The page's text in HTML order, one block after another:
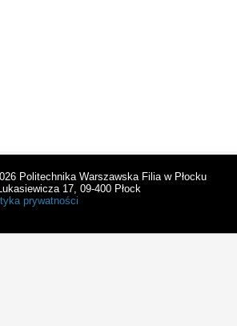
Politechnika Warszawska Filia w Płocku
17, 09-400 Płock
prywatności